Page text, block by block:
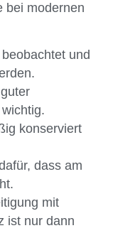
bei modernen
und
konserviert
dass am
mit
ist nur dann